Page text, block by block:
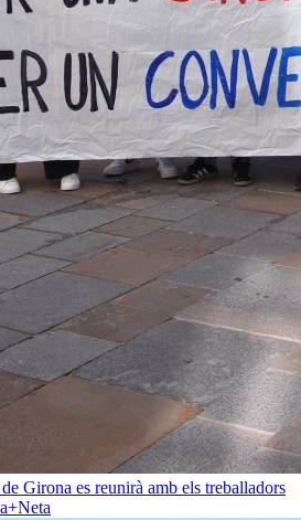
Girona es reunirà amb els treballadors